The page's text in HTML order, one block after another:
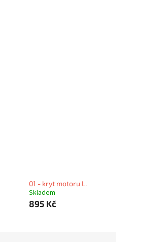
01 - kryt motoru L.
Skladem
895 Kč